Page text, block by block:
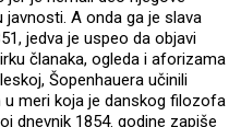
A onda ga je slava
jedva je uspeo da objavi
članaka, ogleda i aforizama
Šopenhauera učinili
meri koja je danskog filozofa
dnevnik 1854. godine zapiše